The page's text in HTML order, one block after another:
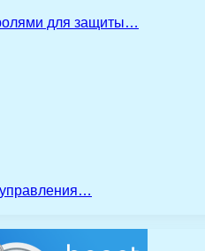
для защиты…
управления…